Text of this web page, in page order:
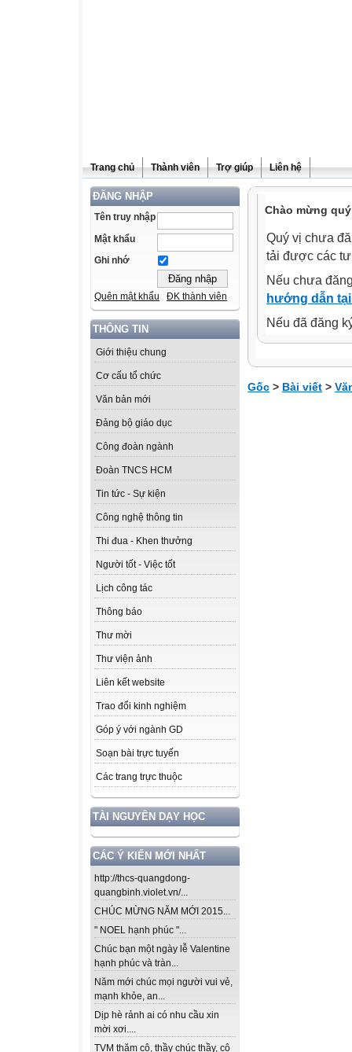
Trang chủ Thành viên Trợ giúp Liên hệ
ĐĂNG NHẬP
Tên truy nhập
Mật khẩu
Ghi nhớ
Quên mật khẩu ĐK thành viên
THÔNG TIN
Giới thiệu chung
Cơ cấu tổ chức
Văn bản mới
Đảng bộ giáo dục
Công đoàn ngành
Đoàn TNCS HCM
Tin tức - Sự kiện
Công nghệ thông tin
Thi đua - Khen thưởng
Người tốt - Việc tốt
Lịch công tác
Thông báo
Thư mời
Thư viện ảnh
Liên kết website
Trao đổi kinh nghiệm
Góp ý với ngành GD
Soạn bài trực tuyến
Các trang trực thuộc
TÀI NGUYÊN DẠY HỌC
CÁC Ý KIẾN MỚI NHẤT
http://thcs-quangdong-
quangbinh.violet.vn/...
CHÚC MỪNG NĂM MỚI 2015...
" NOEL hạnh phúc "...
Chúc bạn một ngày lễ Valentine
hạnh phúc và tràn...
Năm mới chúc mọi người vui vẻ,
mạnh khỏe, an...
Dịp hè rảnh ai có nhu cầu xin
mời xơi....
TVM thăm cô, thầy chúc thầy, cô
Chào mừng
Quý vị chưa
tải được các
Nếu chưa
hướng dẫn
Nếu đã đăng
Gốc > Bài viết >